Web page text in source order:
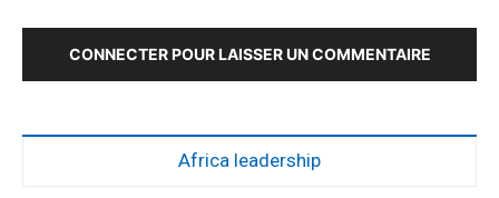
CONNECTER POUR LAISSER UN COMMENTAIRE
Africa leadership